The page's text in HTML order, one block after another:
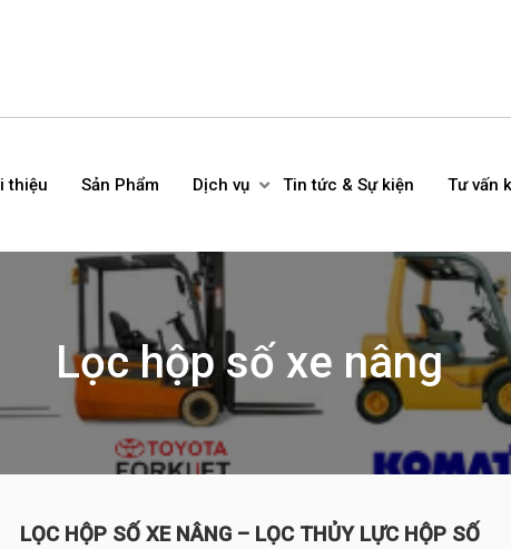
thiệu Sản Phẩm Dịch vụ Tin tức & Sự kiện Tư vấn
Lọc hộp số xe nâng
LỌC HỘP SỐ XE NÂNG – LỌC THỦY LỰC HỘP SỐ